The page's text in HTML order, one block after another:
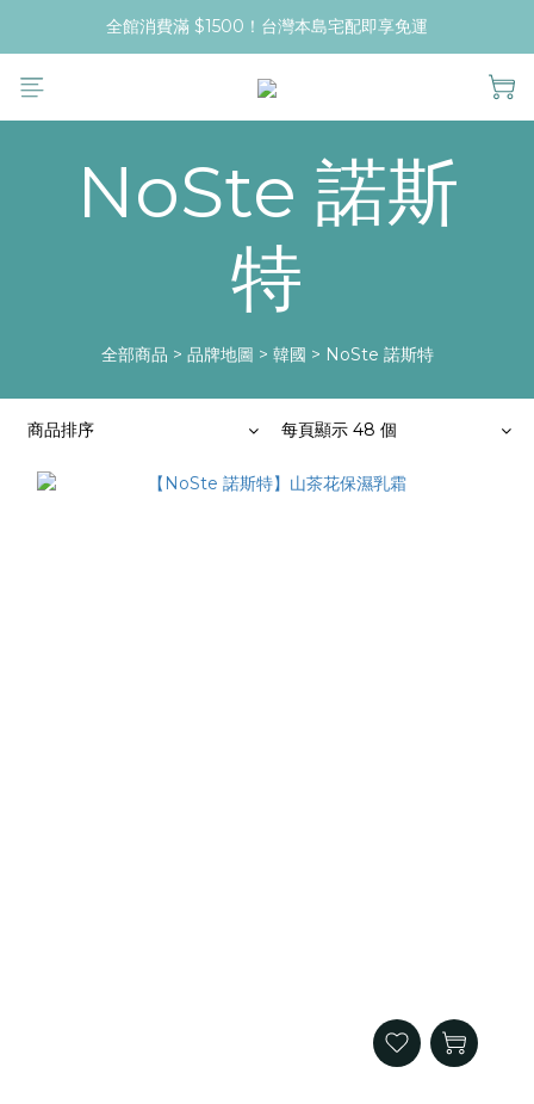
全館消費滿 $1500！台灣本島宅配即享免運
NoSte 諾斯
特
全部商品 > 品牌地圖 > 韓國 > NoSte 諾斯特
商品排序 每頁顯示 48 個